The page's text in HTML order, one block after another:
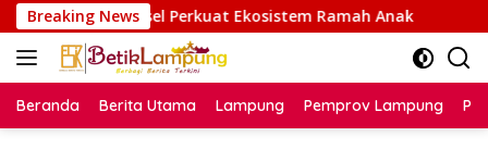
Langsung
ke
konten
Breaking News
Ekosistem Ramah Anak Bikin Paspor Sambil
Beranda Berita Utama Lampung Pemprov Lampung